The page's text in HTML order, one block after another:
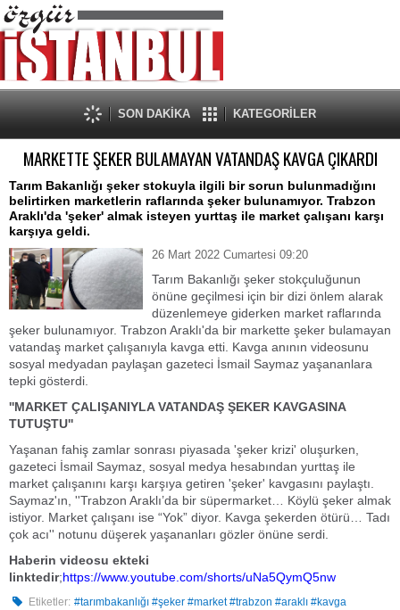
SON DAKİKA KATEGORİLER
MARKETTE ŞEKER BULAMAYAN VATANDAŞ KAVGA ÇIKARDI
Tarım Bakanlığı şeker stokuyla ilgili bir sorun bulunmadığını
belirtirken marketlerin raflarında şeker bulunamıyor. Trabzon
Araklı'da 'şeker' almak isteyen yurttaş ile market çalışanı karşı
karşıya geldi.
26 Mart 2022 Cumartesi 09:20
Tarım Bakanlığı şeker stokçuluğunun
önüne geçilmesi için bir dizi önlem alarak
düzenlemeye giderken market raflarında
şeker bulunamıyor. Trabzon Araklı'da bir markette şeker bulamayan
vatandaş market çalışanıyla kavga etti. Kavga anının videosunu
sosyal medyadan paylaşan gazeteci İsmail Saymaz yaşananlara
tepki gösterdi.
''MARKET ÇALIŞANIYLA VATANDAŞ ŞEKER KAVGASINA
TUTUŞTU''
Yaşanan fahiş zamlar sonrası piyasada 'şeker krizi' oluşurken,
gazeteci İsmail Saymaz, sosyal medya hesabından yurttaş ile
market çalışanını karşı karşıya getiren 'şeker' kavgasını paylaştı.
Saymaz'ın, ''Trabzon Araklı’da bir süpermarket… Köylü şeker almak
istiyor. Market çalışanı ise “Yok” diyor. Kavga şekerden ötürü… Tadı
çok acı'' notunu düşerek yaşananları gözler önüne serdi.
Haberin videosu ekteki
linktedir;https://www.youtube.com/shorts/uNa5QymQ5nw
Etiketler: #tarımbakanlığı #şeker #market #trabzon #araklı #kavga